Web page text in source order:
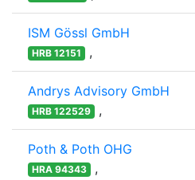
ISM Gössl GmbH
HRB 12151 ,
Andrys Advisory GmbH
HRB 122529 ,
Poth & Poth OHG
HRA 94343 ,